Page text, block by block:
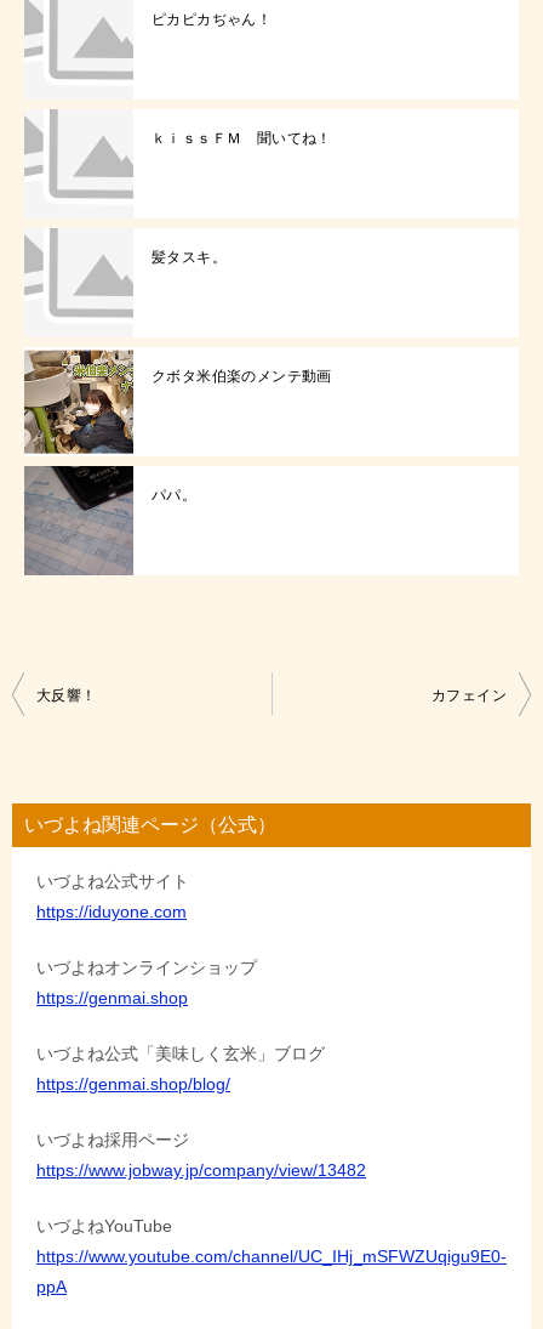
ピカピカぢゃん！
ｋｉｓｓＦＭ 聞いてね！
髪タスキ。
クボタ米伯楽のメンテ動画
パパ。
投
ビ
ゲ
大反響！ カフェイン
いづよね関連ページ（公式）
いづよね公式サイト
https://iduyone.com
いづよねオンラインショップ
https://genmai.shop
いづよね公式「美味しく玄米」ブログ
https://genmai.shop/blog/
いづよね採用ページ
https://www.jobway.jp/company/view/13482
いづよねYouTube
https://www.youtube.com/channel/UC_IHj_mSFWZUqigu9E0-
ppA